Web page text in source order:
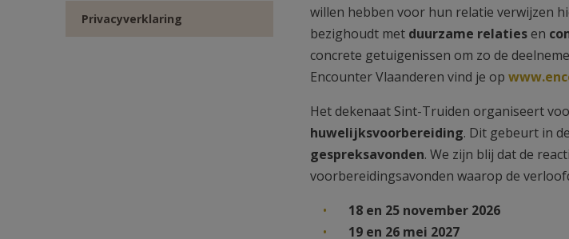
Privacyverklaring
willen hebben voor hun relatie verwijzen
bezighoudt met duurzame relatiesen
concrete getuigenissen om zo de
Encounter Vlaanderen vind je op
Het dekenaat Sint-Truiden organiseert
huwelijksvoorbereiding. Dit gebeurt in
gespreksavonden. We zijn blij dat de
voorbereidingsavonden waarop de
18 en 25 november 2026
19 en 26 mei 2027